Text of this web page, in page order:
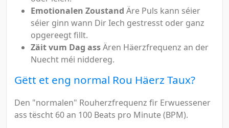
Emotionalen Zoustand Äre Puls kann séier
séier ginn wann Dir Iech gestresst oder ganz
opgereegt fillt.
Zäit vum Dag assÄren Häerzfrequenz an der
Nuecht méi niddereg.
Gëtt et eng normal Rou Häerz Taux?
Den "normalen" Rouherzfrequenz fir Erwuessener
ass tëscht 60 an 100 Beats pro Minute (BPM).